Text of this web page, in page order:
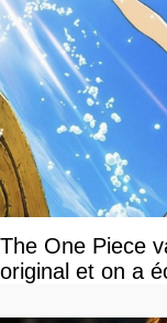
The One Piece
original et on a